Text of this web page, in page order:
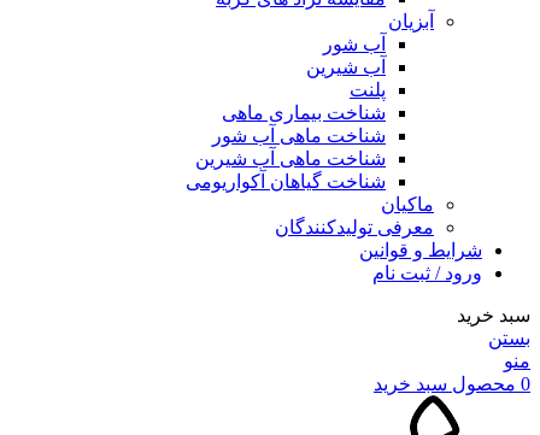
آبزیان
آب شور
آب شیرین
پلنت
شناخت بیماری ماهی
شناخت ماهی آب شور
شناخت ماهی آب شیرین
شناخت گیاهان آکواریومی
ماکیان
معرفی تولیدکنندگان
شرایط و قوانین
ورود / ثبت نام
سبد خرید
بستن
منو
0 محصول سبد خرید